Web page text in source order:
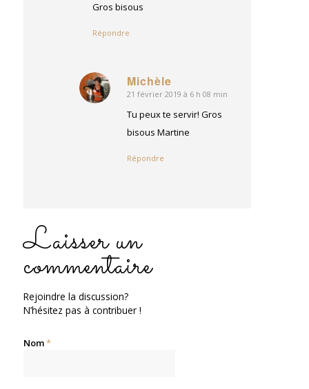
Gros bisous
Répondre
Michèle
dit
21 février 2019 à 6 h 08 min
Tu peux te servir! Gros
bisous Martine
Répondre
Laisser un
commentaire
Rejoindre la discussion?
N’hésitez pas à contribuer !
Nom*